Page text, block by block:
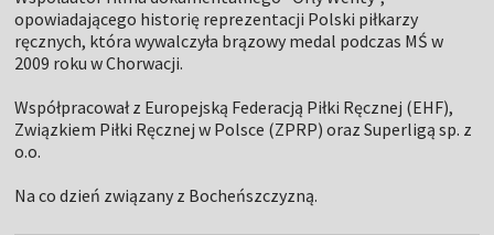
opowiadającego historię reprezentacji Polski piłkarzy
ręcznych, która wywalczyła brązowy medal podczas MŚ w
2009 roku w Chorwacji.
Współpracował z Europejską Federacją Piłki Ręcznej (EHF),
Związkiem Piłki Ręcznej w Polsce (ZPRP) oraz Superligą sp. z
o.o.
Na co dzień związany z Bocheńszczyzną.